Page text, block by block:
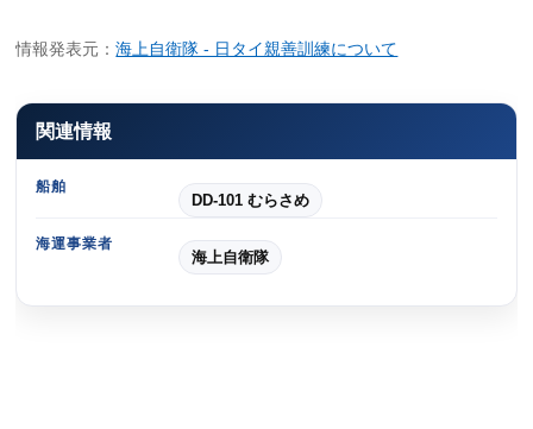
情報発表元：海上自衛隊 - 日タイ親善訓練について
関連情報
船舶
DD-101 むらさめ
海運事業者
海上自衛隊